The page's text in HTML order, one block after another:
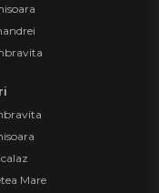
Mare